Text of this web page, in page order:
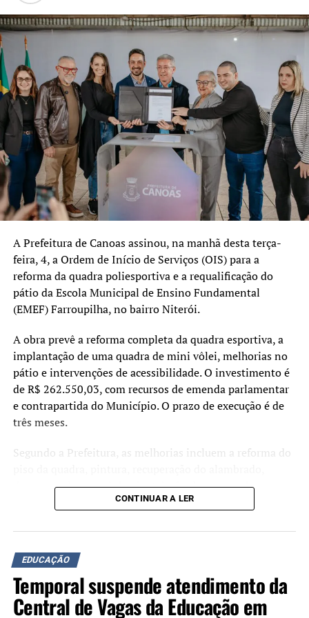
Nova Santa Rita continuará
investindo em gestão,
planejamento e inovação
para oferecer uma
educação pública cada vez
mais forte, humana e
preparada para os desafios
do presente e do futuro.
Essa parceria com o
Tribunal de Contas
fortalece nosso trabalho e
nos ajuda a aperfeiçoar
políticas que colocam os
estudantes no centro das
decisões.”
A secretária municipal de Educação, Margarete Ferretti,
também comentou a participação do município no
programa.
“Nossa rede vem
de importantes avanços, e
o Educa Mais RS chega para
somar a esse processo.
Teremos ainda mais
instrumentos para
acompanhar indicadores,
A Prefeitura de Canoas assinou, na manhã desta terça-
feira, 4, a Ordem de Início de Serviços (OIS) para a
reforma da quadra poliesportiva e a requalificação do
pátio da Escola Municipal de Ensino Fundamental
(EMEF) Farroupilha, no bairro Niterói.
A obra prevê a reforma completa da quadra esportiva, a
implantação de uma quadra de mini vôlei, melhorias no
pátio e intervenções de acessibilidade. O investimento é
de R$ 262.550,03, com recursos de emenda parlamentar
e contrapartida do Município. O prazo de execução é de
três meses.
Segundo a Prefeitura, as melhorias incluem a reforma do
drenagem do parquinho, instalação de mesas e bancos,
adequação das calçadas para acessibilidade e a
intervenções em uma área de 378,9 metros quadrados.
Durante o ato de assinatura, o prefeito Airton Souza
afirmou que a qualificação da estrutura escolar faz parte
dos investimentos na rede municipal de ensino.
CONTINUAR A LER
EDUCAÇÃO
Temporal suspende atendimento da
Central de Vagas da Educação em